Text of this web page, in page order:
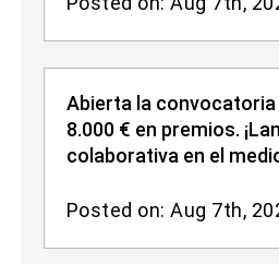
Abierta la convocatoria
8.000 € en premios.
colaborativa en el
Posted on: Aug 7th,